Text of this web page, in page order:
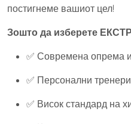
постигнеме вашиот цел!
Зошто да изберете
✅ Современа опрема
✅ Персонални
✅ Висок стандард на